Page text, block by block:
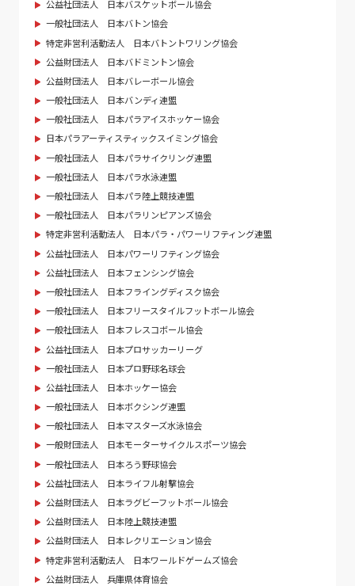
公益社団法人 日本バスケットボール協会
一般社団法人 日本バトン協会
特定非営利活動法人 日本バトントワリング協会
公益財団法人 日本バドミントン協会
公益財団法人 日本バレーボール協会
一般社団法人 日本バンディ連盟
一般社団法人 日本パラアイスホッケー協会
日本パラアーティスティックスイミング協会
一般社団法人 日本パラサイクリング連盟
一般社団法人 日本パラ水泳連盟
一般社団法人 日本パラ陸上競技連盟
一般社団法人 日本パラリンピアンズ協会
特定非営利活動法人 日本パラ・パワーリフティング連盟
公益社団法人 日本パワーリフティング協会
公益社団法人 日本フェンシング協会
一般社団法人 日本フライングディスク協会
一般社団法人 日本フリースタイルフットボール協会
一般社団法人 日本フレスコボール協会
公益社団法人 日本プロサッカーリーグ
一般社団法人 日本プロ野球名球会
公益社団法人 日本ホッケー協会
一般社団法人 日本ボクシング連盟
一般社団法人 日本マスターズ水泳協会
一般財団法人 日本モーターサイクルスポーツ協会
一般社団法人 日本ろう野球協会
公益社団法人 日本ライフル射撃協会
公益財団法人 日本ラグビーフットボール協会
公益財団法人 日本陸上競技連盟
公益財団法人 日本レクリエーション協会
特定非営利活動法人 日本ワールドゲームズ協会
公益財団法人 兵庫県体育協会